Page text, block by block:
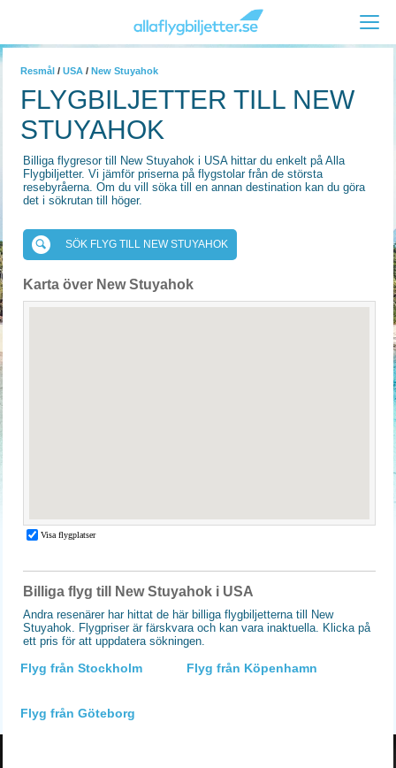
Resmål / USA / New Stuyahok
FLYGBILJETTER TILL NEW
STUYAHOK
Billiga flygresor till New Stuyahok i USA hittar du enkelt på Alla
Flygbiljetter. Vi jämför priserna på flygstolar från de största
resebyråerna. Om du vill söka till en annan destination kan du göra
det i sökrutan till höger.
SÖK FLYG TILL NEW STUYAHOK
Karta över New Stuyahok
Billiga flyg till New Stuyahok i USA
Andra resenärer har hittat de här billiga flygbiljetterna till New
Stuyahok. Flygpriser är färskvara och kan vara inaktuella. Klicka på
ett pris för att uppdatera sökningen.
Flyg från Stockholm Flyg från Köpenhamn
Flyg från Göteborg